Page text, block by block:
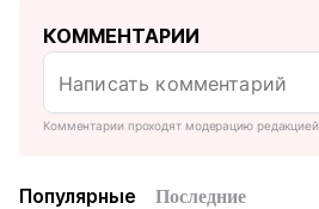
КОММЕНТАРИИ
Комментарии проходят модерацию редакцией
Популярные Последние